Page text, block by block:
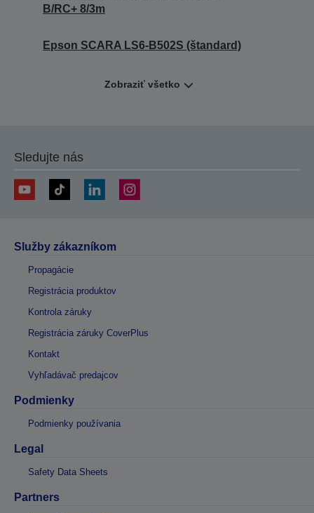
B/RC+ 8/3m
Epson SCARA LS6-B502S (štandard)
Zobraziť všetko
Sledujte nás
Služby zákazníkom
Propagácie
Registrácia produktov
Kontrola záruky
Registrácia záruky CoverPlus
Kontakt
Vyhľadávač predajcov
Podmienky
Podmienky používania
Legal
Safety Data Sheets
Partners